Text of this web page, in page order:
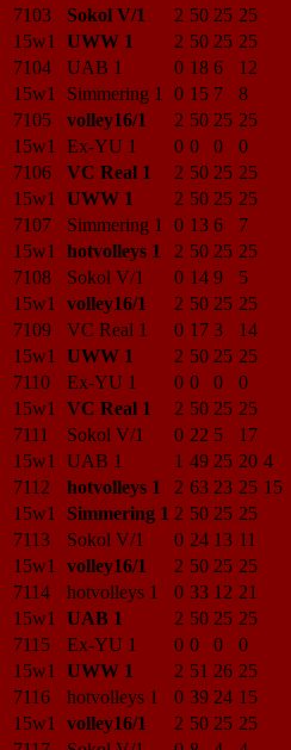
7103
Sokol V/1 2 50 25 25
15w1
UWW 1 2 50 25 25
7104
UAB 1 0 18 6
12
15w1
Simmering 1 0 15 7
8
7105
volley16/1 2 50 25 25
15w1
Ex-YU 1 0 0 0
0
7106
VC Real 1 2 50 25 25
15w1
UWW 1 2 50 25 25
7107
Simmering 1 0 13 6
7
15w1
hotvolleys 1 2 50 25 25
7108
Sokol V/1 0 14 9
5
15w1
volley16/1 2 50 25 25
7109
VC Real 1 0 17 3
14
15w1
UWW 1 2 50 25 25
7110
Ex-YU 1 0 0 0
0
15w1
VC Real 1 2 50 25 25
7111
Sokol V/1 0 22 5
17
15w1
UAB 1 1 49 25 20 4
7112
hotvolleys 1 2 63 23 25 15
15w1
Simmering 1 2 50 25 25
7113
Sokol V/1 0 24 13 11
15w1
volley16/1 2 50 25 25
7114
hotvolleys 1 0 33 12 21
15w1
UAB 1 2 50 25 25
7115
Ex-YU 1 0 0 0
0
15w1
UWW 1 2 51 26 25
7116
hotvolleys 1 0 39 24 15
15w1
volley16/1 2 50 25 25